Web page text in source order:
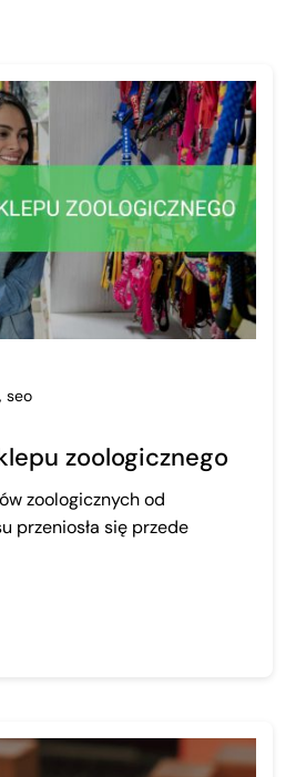
, seo
zoologicznego
zoologicznych od
przeniosła się przede